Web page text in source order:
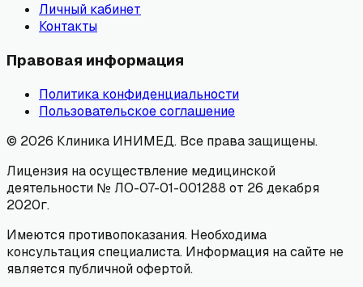
Личный кабинет
Контакты
Правовая информация
Политика конфиденциальности
Пользовательское соглашение
© 2026 Клиника ИНИМЕД. Все права защищены.
Лицензия на осуществление медицинской
деятельности № ЛО-07-01-001288 от 26 декабря
2020г.
Имеются противопоказания. Необходима
консультация специалиста. Информация на сайте не
является публичной офертой.